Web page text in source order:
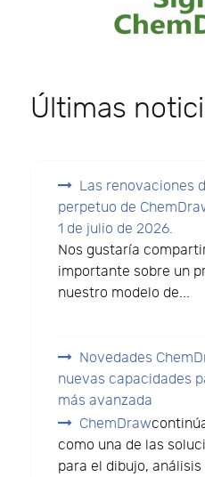
Últimas
Las renovaciones
perpetuo de
1 de julio de 2026.
Nos gustaría
importante sobre un
nuestro modelo de...
Novedades
nuevas capacidades
más avanzada
ChemDraw
como una de las
para el dibujo, análisis